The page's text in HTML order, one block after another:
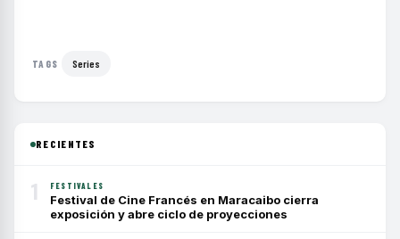
TAGS Series
RECIENTES
1 FESTIVALES
Festival de Cine Francés en Maracaibo cierra
exposición y abre ciclo de proyecciones